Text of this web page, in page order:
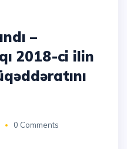
–
2018-ci ilin
0 Comments